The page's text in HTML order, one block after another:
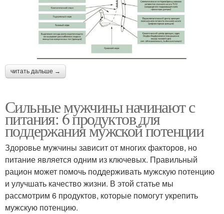
читать дальше →
Сильные мужчины начинают с
питания: 6 продуктов для
поддержания мужской потенции
Здоровье мужчины зависит от многих факторов, но
питание является одним из ключевых. Правильный
рацион может помочь поддерживать мужскую потенцию
и улучшать качество жизни. В этой статье мы
рассмотрим 6 продуктов, которые помогут укрепить
мужскую потенцию.